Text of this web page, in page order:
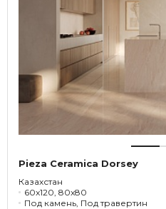
Pieza Ceramica Dorsey
Казахстан
60x120, 80x80
Под камень, Под травертин